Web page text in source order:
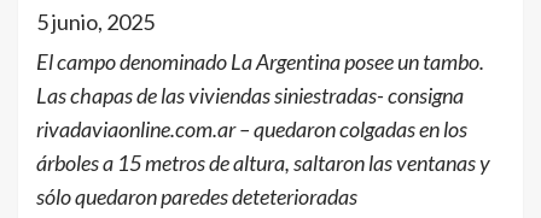
5 junio, 2025
El campo denominado La Argentina posee un tambo.
Las chapas de las viviendas siniestradas- consigna
rivadaviaonline.com.ar – quedaron colgadas en los
árboles a 15 metros de altura, saltaron las ventanas y
sólo quedaron paredes deteterioradas